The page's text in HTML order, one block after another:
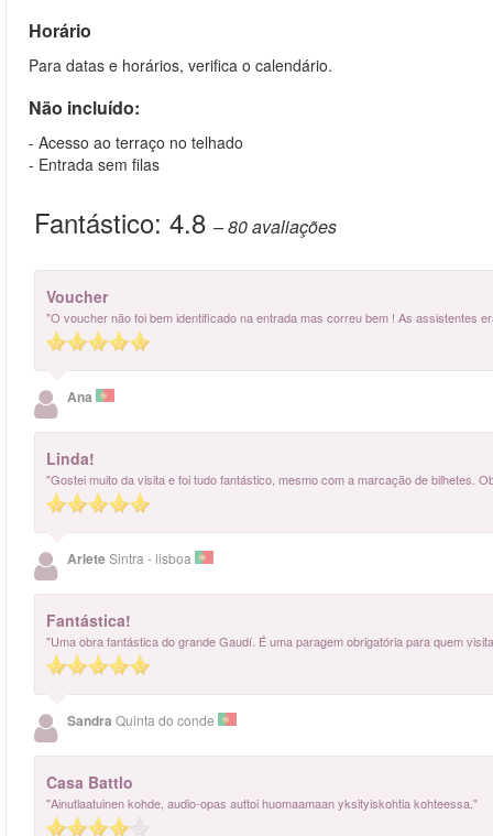
Horário
Para datas e horários, verifica o calendário.
Não incluído:
- Acesso ao terraço no telhado
- Entrada sem filas
Fantástico: 4.8 – 80avaliações
Voucher
"O voucher não foi bem identificado na entrada mas correu bem ! As assistentes
Ana
Linda!
"Gostei muito da visita e foi tudo fantástico, mesmo com a marcação de bilhetes.
ArleteSintra - lisboa
Fantástica!
"Uma obra fantástica do grande Gaudí. É uma paragem obrigatória para quem
Sandra Quinta do conde
Casa Battlo
"Ainutlaatuinen kohde, audio-opas auttoi huomaamaan yksityiskohtia kohteessa."